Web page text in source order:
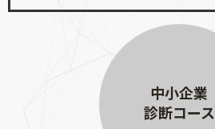
中小企業
診断コース